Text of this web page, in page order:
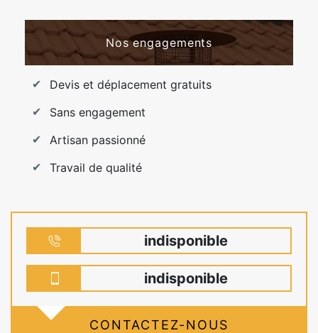
Nos engagements
Devis et déplacement gratuits
Sans engagement
Artisan passionné
Travail de qualité
indisponible
indisponible
CONTACTEZ-NOUS